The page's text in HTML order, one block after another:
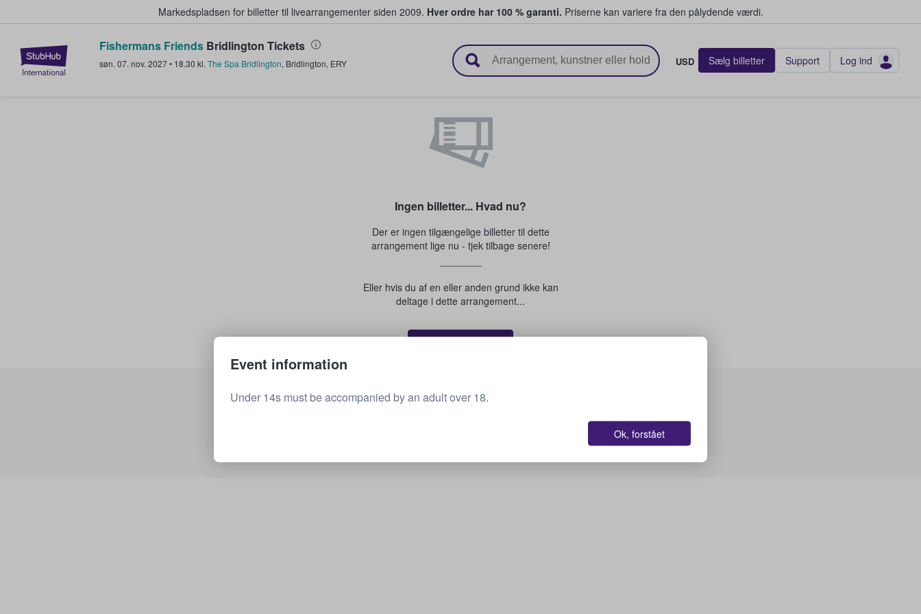
Markedspladsen for billetter til livearrangementer siden 2009. Hver ordre har 100 % garanti. Priserne kan variere fra den pålydende værdi.
StubHub - Hvor fans køber og sælger billetter
Fishermans Friends Bridlington Tickets
søn. 07. nov. 2027• 18.30 kl. The Spa Bridlington, Bridlington, ERY USD Sælg billetter Support Log ind
Ingen billetter... Hvad nu?
Der er ingen tilgængelige billetter til dette
arrangement lige nu - tjek tilbage senere!
Eller hvis du af en eller anden grund ikke kan
deltage i dette arrangement...
Se alle kommende arrangementer
Event information
Under 14s must be accompanied by an adult over 18.
Ok, forstået